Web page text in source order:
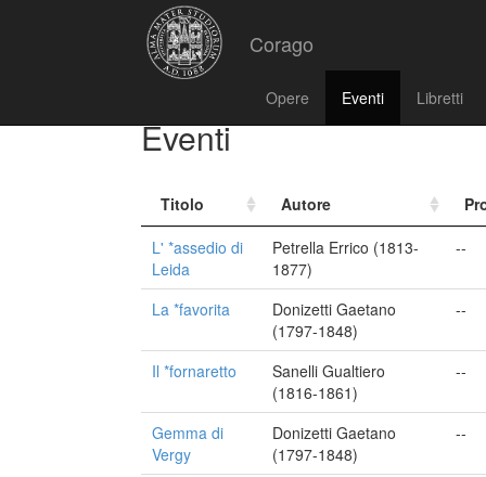
Corago
Opere Eventi Libretti
Eventi
Titolo Autore
L' *assedio di
Leida
Petrella Errico (1813-
1877)
--
La *favorita
Donizetti Gaetano
(1797-1848)
--
Il *fornaretto
Sanelli Gualtiero
(1816-1861)
--
Gemma di
Vergy
Donizetti Gaetano
(1797-1848)
--